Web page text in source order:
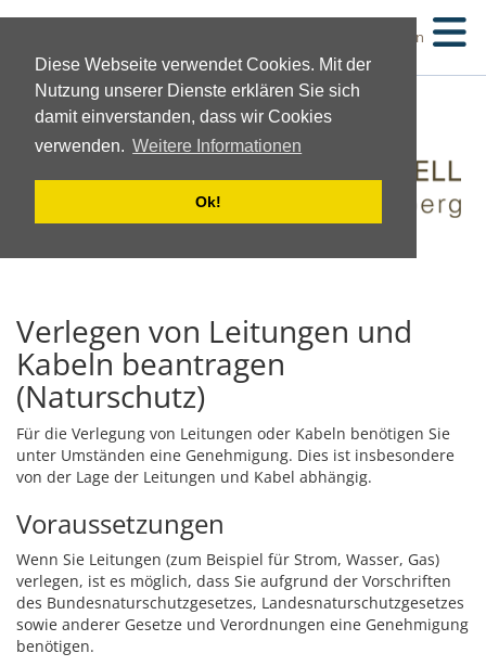
Diese Webseite verwendet Cookies. Mit der
Nutzung unserer Dienste erklären Sie sich
damit einverstanden, dass wir Cookies
verwenden. Weitere Informationen
Ok!
Suchen
Verlegen von Leitungen und
Kabeln beantragen
(Naturschutz)
Für die Verlegung von Leitungen oder Kabeln benötigen Sie
unter Umständen eine Genehmigung. Dies ist insbesondere
von der Lage der Leitungen und Kabel abhängig.
Voraussetzungen
Wenn Sie Leitungen (zum Beispiel für Strom, Wasser, Gas)
verlegen, ist es möglich, dass Sie aufgrund der Vorschriften
des Bundesnaturschutzgesetzes, Landesnaturschutzgesetzes
sowie anderer Gesetze und Verordnungen eine Genehmigung
benötigen.